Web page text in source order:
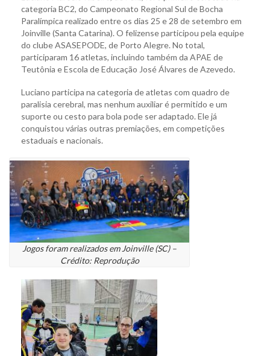
categoria BC2, do Campeonato Regional Sul de Bocha
Paralímpica realizado entre os dias 25 e 28 de setembro em
Joinville (Santa Catarina). O felizense participou pela equipe
do clube ASASEPODE, de Porto Alegre. No total,
participaram 16 atletas, incluindo também da APAE de
Teutônia e Escola de Educação José Álvares de Azevedo.
Luciano participa na categoria de atletas com quadro de
paralisia cerebral, mas nenhum auxiliar é permitido e um
suporte ou cesto para bola pode ser adaptado. Ele já
conquistou várias outras premiações, em competições
estaduais e nacionais.
Jogos foram realizados em Joinville (SC) –
Crédito: Reprodução